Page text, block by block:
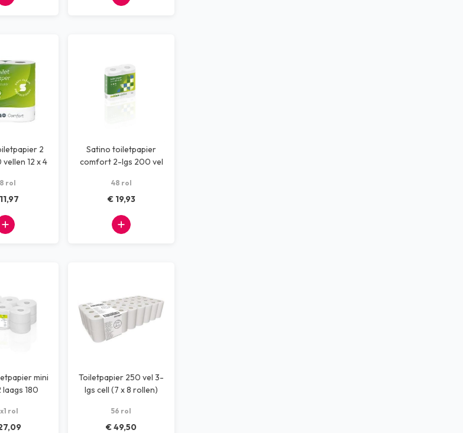
2
12 x 4
rol
Satino toiletpapier
comfort 2-lgs 200 vel
48 rol
€ 19,93
mini
laags 180
rol
Toiletpapier 250 vel 3-
lgs cell (7 x 8 rollen)
56 rol
€ 49,50